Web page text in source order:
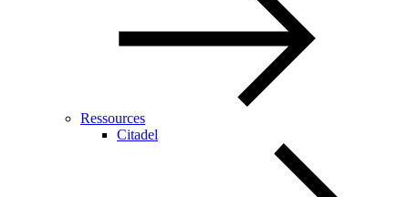
Ressources
Citadel